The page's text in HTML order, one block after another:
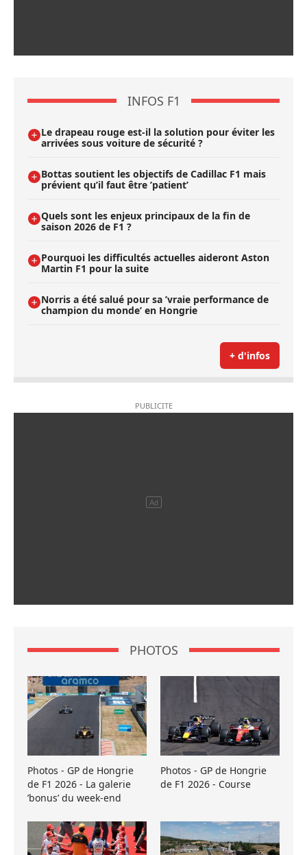
INFOS F1
Le drapeau rouge est-il la solution pour éviter les
arrivées sous voiture de sécurité ?
Bottas soutient les objectifs de Cadillac F1 mais
prévient qu’il faut être ’patient’
Quels sont les enjeux principaux de la fin de
saison 2026 de F1 ?
Pourquoi les difficultés actuelles aideront Aston
Martin F1 pour la suite
Norris a été salué pour sa ’vraie performance de
champion du monde’ en Hongrie
+ d'infos
PHOTOS
Photos - GP de Hongrie
de F1 2026 - La galerie
’bonus’ du week-end
Photos - GP de Hongrie
de F1 2026 - Course